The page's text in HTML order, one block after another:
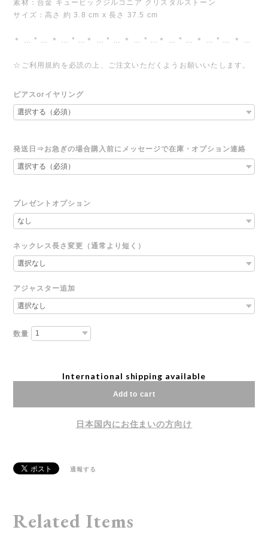
素材：合金 キュービックジルコニア クリスタルストーン
サイズ：高さ 約 3.8 cm x 長さ 37.5 cm
＊ … * … ＊ … * …＊ … * … ＊ … * …＊ … * … ＊ … * … ＊ …
☆ご利用規約を必読の上、ご注文いただくようお願いいたします。
ピアスorイヤリング
発送日⇒お急ぎの場合購入前にメッセージで在庫・オプション連絡
プレゼントオプション
ネックレス長さ変更（通常より短く）
アジャスター追加
数量
International shipping available
Add to cart
日本国内にお住まいの方向け
通報する
Related Items